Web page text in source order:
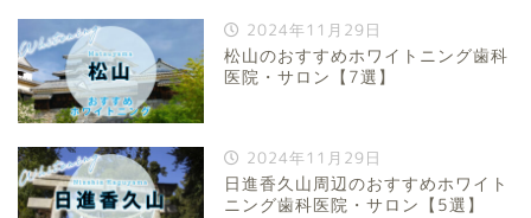
2024年11月29日
松山のおすすめホワイトニング歯科
医院・サロン【7選】
2024年11月29日
日進香久山周辺のおすすめホワイト
ニング歯科医院・サロン【5選】